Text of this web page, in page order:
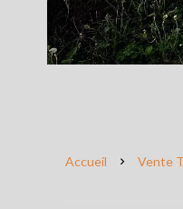
Accueil Vente